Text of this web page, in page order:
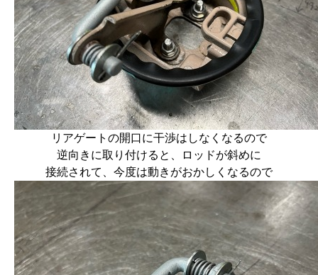
リアゲートの開口に干渉はしなくなるので
逆向きに取り付けると、ロッドが斜めに
接続されて、今度は動きがおかしくなるので